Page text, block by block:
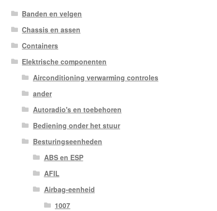
Banden en velgen
Chassis en assen
Containers
Elektrische componenten
Airconditioning verwarming controles
ander
Autoradio's en toebehoren
Bediening onder het stuur
Besturingseenheden
ABS en ESP
AFIL
Airbag-eenheid
1007